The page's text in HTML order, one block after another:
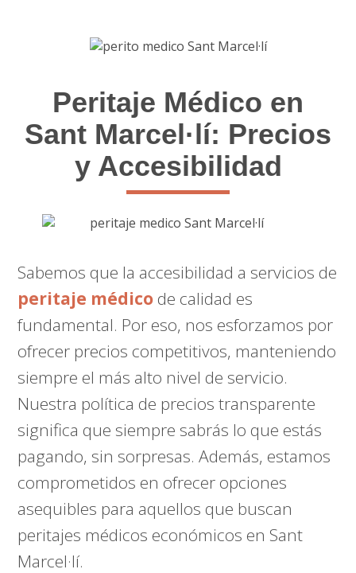
Peritaje Médico en
Sant Marcel·lí: Precios
y Accesibilidad
Sabemos que la accesibilidad a servicios de
peritaje médico de calidad es
fundamental. Por eso, nos esforzamos por
ofrecer precios competitivos, manteniendo
siempre el más alto nivel de servicio.
Nuestra política de precios transparente
significa que siempre sabrás lo que estás
pagando, sin sorpresas. Además, estamos
comprometidos en ofrecer opciones
asequibles para aquellos que buscan
peritajes médicos económicos en Sant
Marcel·lí.